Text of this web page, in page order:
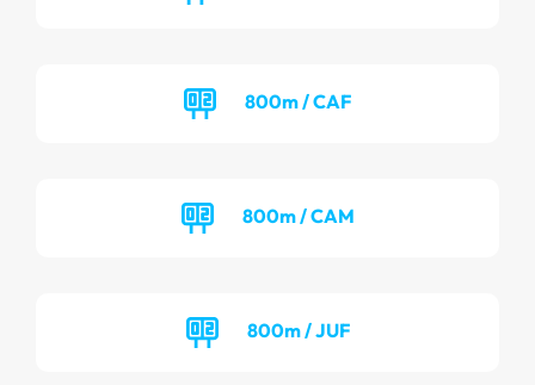
800m / CAF
800m / CAM
800m / JUF